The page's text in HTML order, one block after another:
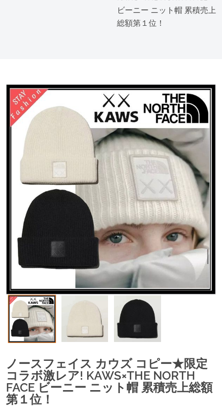
ビーニー ニット帽 累積売上
総額第１位！
ノースフェイス カウズ コピー★限定
コラボ激レア! KAWS×THE NORTH
FACE ビーニー ニット帽 累積売上総額
第１位！